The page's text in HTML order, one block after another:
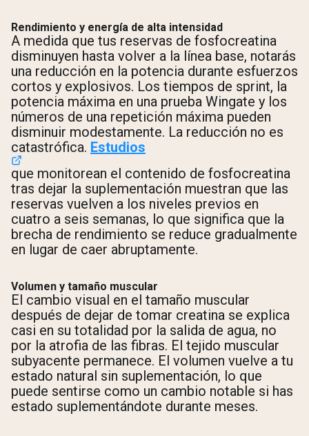
Rendimiento y energía de alta intensidad
A medida que tus reservas de fosfocreatina
disminuyen hasta volver a la línea base, notarás
una reducción en la potencia durante esfuerzos
cortos y explosivos. Los tiempos de sprint, la
potencia máxima en una prueba Wingate y los
números de una repetición máxima pueden
disminuir modestamente. La reducción no es
catastrófica. Estudios
que monitorean el contenido de fosfocreatina
tras dejar la suplementación muestran que las
reservas vuelven a los niveles previos en
cuatro a seis semanas, lo que significa que la
brecha de rendimiento se reduce gradualmente
en lugar de caer abruptamente.
Volumen y tamaño muscular
El cambio visual en el tamaño muscular
después de dejar de tomar creatina se explica
casi en su totalidad por la salida de agua, no
por la atrofia de las fibras. El tejido muscular
subyacente permanece. El volumen vuelve a tu
estado natural sin suplementación, lo que
puede sentirse como un cambio notable si has
estado suplementándote durante meses.